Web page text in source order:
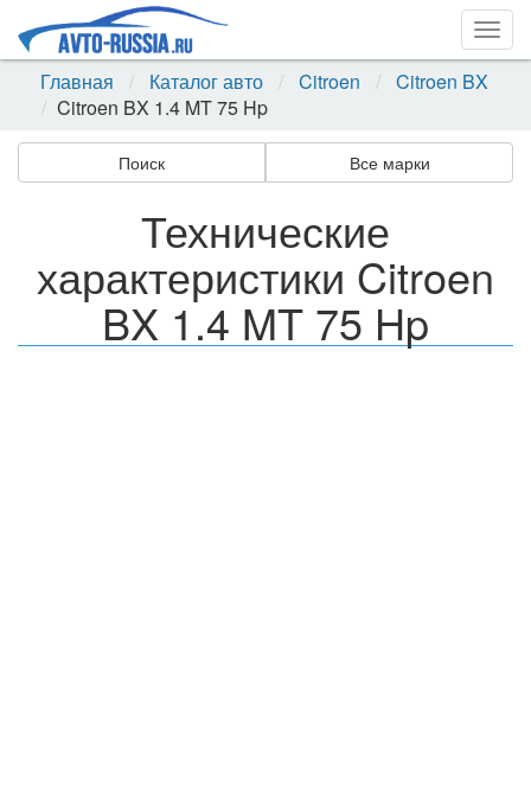
Главная
Каталог авто Citroen
Citroen BX
Citroen BX 1.4 MT 75 Hp
Поиск Все марки
Технические
характеристики Citroen
BX 1.4 MT 75 Hp